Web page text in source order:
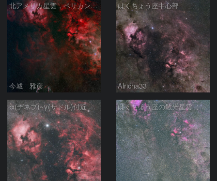
北アメリカ星雲，ペリカン星雲，サドル付近，クレセント星雲，網状星雲・・・etc
今城 雅彦
はくちょう座中心部
Alricha33
α(デネブ)~γ(サドル)付近 NGC7000 北アメリカ星雲 IC5067~5070 ペリカン星雲 はくちょう座 はくちょう座の散光星雲（１００ｍｍ）